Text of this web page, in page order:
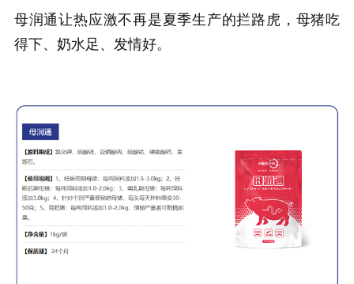
母润通让热应激不再是夏季生产的拦路虎，母猪吃
得下、奶水足、发情好。